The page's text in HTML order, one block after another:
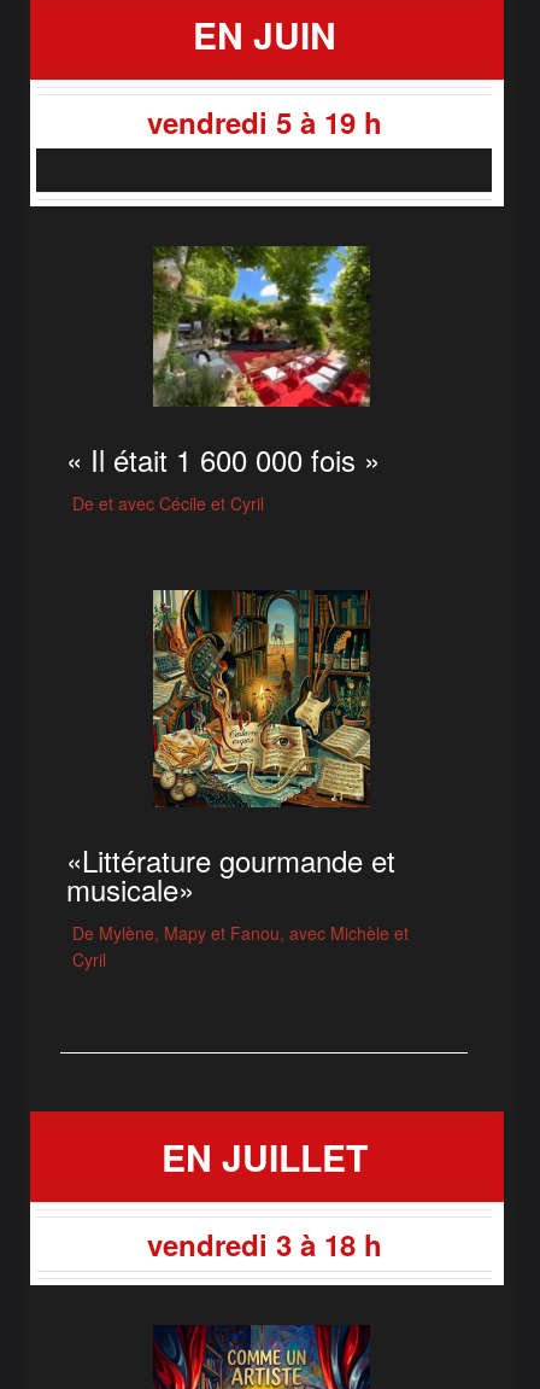
EN JUIN
vendredi 5 à 19 h
« Il était 1 600 000 fois »
De et avec Cécile et Cyril
«Littérature gourmande et
musicale»
De Mylène, Mapy et Fanou, avec Michèle et
Cyril
EN JUILLET
vendredi 3 à 18 h